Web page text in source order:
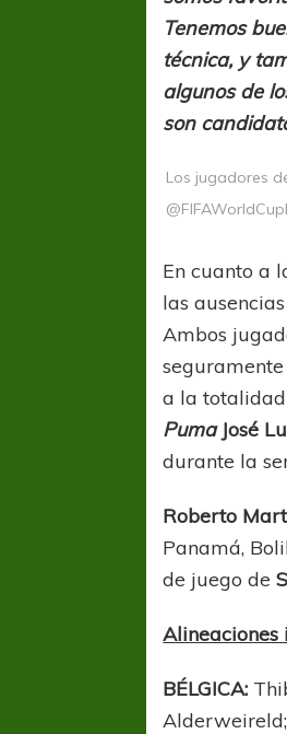
Tenemos
técnica, y
algunos de
son
Los jugadores
En cuanto a
las
Ambos
a la
PumaJosé
durante la
Roberto
Panamá,
de juego de
Alineaciones
BÉLGICA:
COPA SUDAMERICANA TIGRE
Octavos de Final